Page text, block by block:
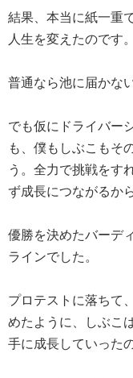
結果、本当に紙一重
人生を変えたのです。
普通なら池に届かな
でも仮にドライバー
も、僕もしぶこもそ
う。全力で挑戦をす
ず成長につながるか
優勝を決めたバーデ
ラインでした。
プロテストに落ちて
めたように、しぶこ
手に成長していった